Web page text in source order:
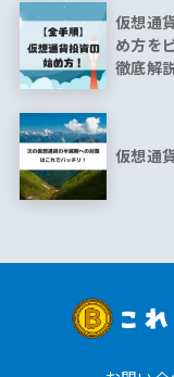
仮想通
め方を
徹底解
仮想通